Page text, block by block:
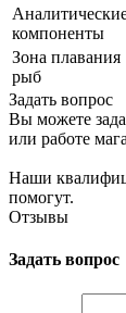
компоненты
Зона плавания
рыб
Задать вопрос
Вы можете
или работе
Наши
помогут.
Отзывы
Задать вопрос